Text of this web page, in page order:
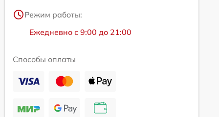
Режим работы:
Ежедневно с 9:00 до 21:00
Способы оплаты